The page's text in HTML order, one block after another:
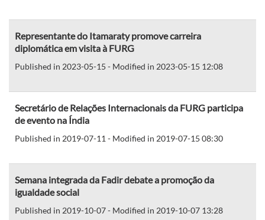
Representante do Itamaraty promove carreira
diplomática em visita à FURG
Published in 2023-05-15 - Modified in 2023-05-15 12:08
Secretário de Relações Internacionais da FURG participa
de evento na Índia
Published in 2019-07-11 - Modified in 2019-07-15 08:30
Semana integrada da Fadir debate a promoção da
igualdade social
Published in 2019-10-07 - Modified in 2019-10-07 13:28